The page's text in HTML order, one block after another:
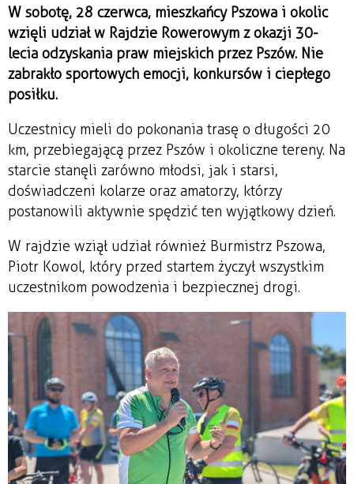
W sobotę, 28 czerwca, mieszkańcy Pszowa i okolic
wzięli udział w Rajdzie Rowerowym z okazji 30-
lecia odzyskania praw miejskich przez Pszów. Nie
zabrakło sportowych emocji, konkursów i ciepłego
posiłku.
Uczestnicy mieli do pokonania trasę o długości 20
km, przebiegającą przez Pszów i okoliczne tereny. Na
starcie stanęli zarówno młodsi, jak i starsi,
doświadczeni kolarze oraz amatorzy, którzy
postanowili aktywnie spędzić ten wyjątkowy dzień.
W rajdzie wziął udział również Burmistrz Pszowa,
Piotr Kowol, który przed startem życzył wszystkim
uczestnikom powodzenia i bezpiecznej drogi.